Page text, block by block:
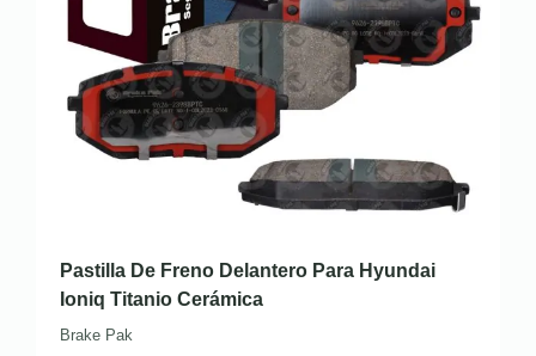
Pastilla De Freno Delantero Para Hyundai
Ioniq Titanio Cerámica
Brake Pak